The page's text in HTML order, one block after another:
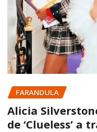
FARANDULA
Alicia
de ‘Clueless’ a